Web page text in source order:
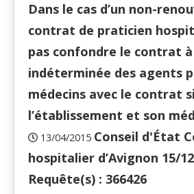
Dans le cas d’un non-
contrat de praticien
pas confondre le contrat
indéterminée des agents
médecins avec le contrat
l’établissement et son
13/04/2015 Conseil d'État
hospitalier d’Avignon 15/
Requête(s) : 366426